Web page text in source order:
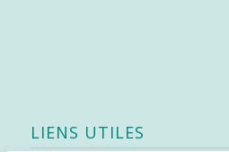
LIENS UTILES